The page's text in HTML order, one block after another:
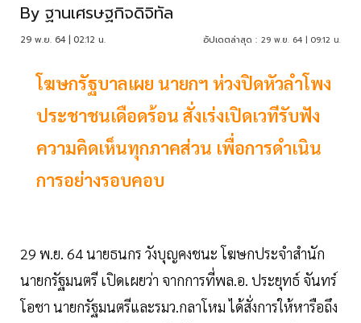
By ฐานเศรษฐกิจดิจิทัล
29 พ.ย. 64 | 02:12 น. อัปเดตล่าสุด : 29 พ.ย. 64 | 09:12 น.
โฆษกรัฐบาลเผย นายกฯ ห่วงปิดหัวลำโพง
ประชาชนเดือดร้อน สั่งเร่งเปิดเวทีรับฟัง
ความคิดเห็นทุกภาคส่วน เพื่อการดำเนิน
การอย่างรอบคอบ
29 พ.ย. 64 นายธนกร วังบุญคงชนะ โฆษกประจำสำนัก
นายกรัฐมนตรี เปิดเผยว่า จากการที่พล.อ. ประยุทธ์ จันทร์
โอชา นายกรัฐมนตรีและรมว.กลาโหม ได้สั่งการให้หารือถึง